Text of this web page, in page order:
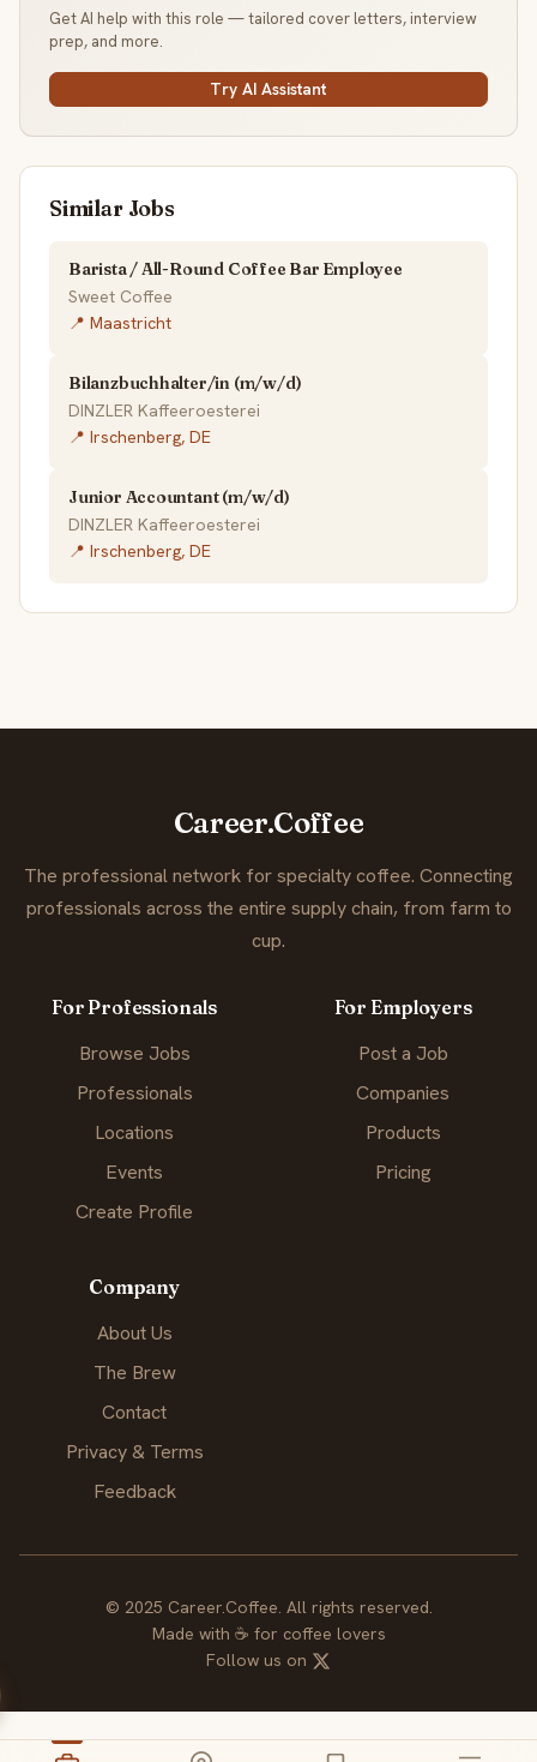
Get AI help with this role — tailored cover letters, interview
prep, and more.
Try AI Assistant
Similar Jobs
Barista / All-Round Coffee Bar Employee
Sweet Coffee
📍 Maastricht
Bilanzbuchhalter/in (m/w/d)
DINZLER Kaffeeroesterei
📍 Irschenberg, DE
Junior Accountant (m/w/d)
DINZLER Kaffeeroesterei
📍 Irschenberg, DE
Career.Coffee
The professional network for specialty coffee. Connecting
professionals across the entire supply chain, from farm to
cup.
For Professionals
Browse Jobs
Professionals
Locations
Events
Create Profile
For Employers
Post a Job
Companies
Products
Pricing
Company
About Us
The Brew
Contact
Privacy & Terms
Feedback
© 2025 Career.Coffee. All rights reserved.
Made with ☕ for coffee lovers
Follow us on